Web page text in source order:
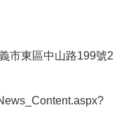
市東區中山路199號2